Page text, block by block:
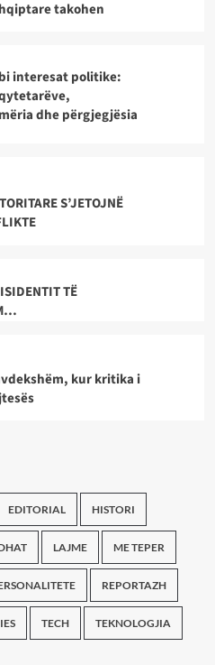
takohen
interesat politike:
dhe përgjegjësia
S’JETOJNË
TË
kur kritika i
EDITORIAL HISTORI
LAJME ME TEPER
REPORTAZH
TECH TEKNOLOGJIA